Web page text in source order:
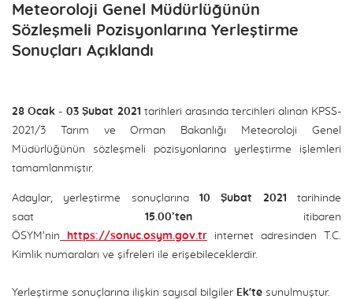
Meteoroloji Genel Müdürlüğünün
Sözleşmeli Pozisyonlarına Yerleştirme
Sonuçları Açıklandı
28 Ocak - 03 Şubat 2021 tarihleri arasında tercihleri alınan KPSS-
2021/3 Tarım ve Orman Bakanlığı Meteoroloji Genel
Müdürlüğünün sözleşmeli pozisyonlarına yerleştirme işlemleri
tamamlanmıştır.
Adaylar, yerleştirme sonuçlarına10 Şubat 2021 tarihinde
saat 15.00’ten itibaren
ÖSYM’nin
https://sonuc.osym.gov.tr internet adresinden T.C.
Kimlik numaraları ve şifreleri ile erişebileceklerdir.
Yerleştirme sonuçlarına ilişkin sayısal bilgiler Ek'te sunulmuştur.